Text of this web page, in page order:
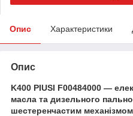
Опис Характеристики
Опис
K400 PIUSI F00484000 —
масла та дизельного
шестеренчастим